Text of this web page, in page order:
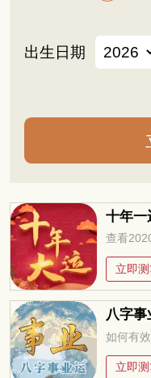
出生日期
十年一
查看
立即
八字事
如何有
立即